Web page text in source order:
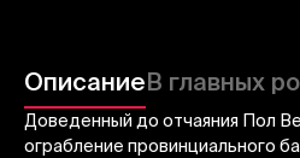
ОписаниеВ главных
Доведенный до отчаяния Пол
ограбление провинциального